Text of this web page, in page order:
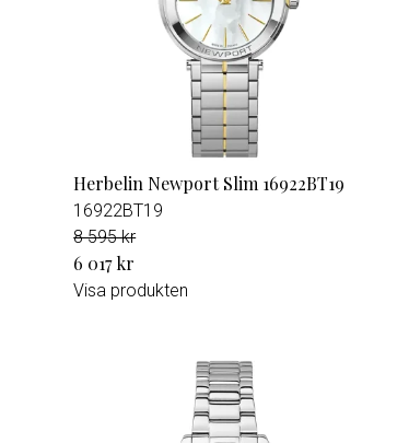
Herbelin Newport Slim 16922BT19
16922BT19
8 595 kr
6 017 kr
Visa produkten